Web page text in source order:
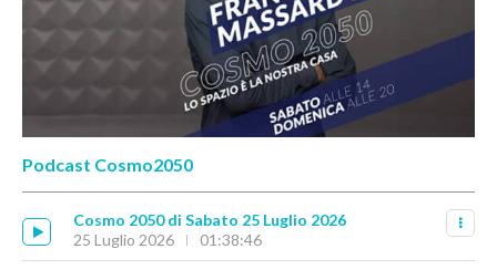
Podcast Cosmo2050
Cosmo 2050 di Sabato 25 Luglio 2026
25 Luglio 2026
01:38:46